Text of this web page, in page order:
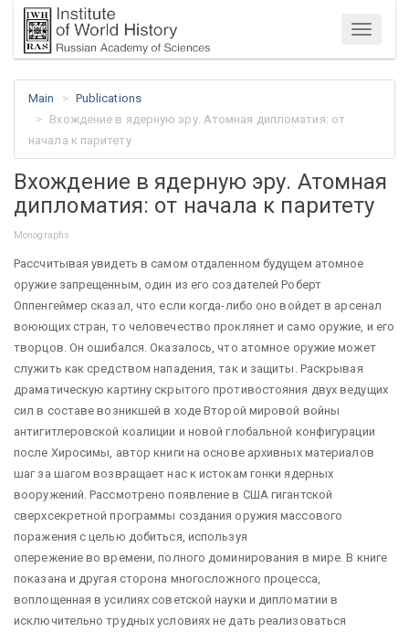
Menu
Main
Publications
Вхождение в ядерную эру. Атомная дипломатия: от
начала к паритету
Вхождение в ядерную эру. Атомная
дипломатия: от начала к паритету
Monographs
Рассчитывая увидеть в самом отдаленном будущем атомное
оружие запрещенным, один из его создателей Роберт
Оппенгеймер сказал, что если когда-либо оно войдет в арсенал
воюющих стран, то человечество проклянет и само оружие, и его
творцов. Он ошибался. Оказалось, что атомное оружие может
служить как средством нападения, так и защиты. Раскрывая
драматическую картину скрытого противостояния двух ведущих
сил в составе возникшей в ходе Второй мировой войны
антигитлеровской коалиции и новой глобальной конфигурации
после Хиросимы, автор книги на основе архивных материалов
шаг за шагом возвращает нас к истокам гонки ядерных
вооружений. Рассмотрено появление в США гигантской
сверхсекретной программы создания оружия массового
поражения с целью добиться, используя
опережение во времени, полного доминирования в мире. В книге
показана и другая сторона многосложного процесса,
воплощенная в усилиях советской науки и дипломатии в
исключительно трудных условиях не дать реализоваться